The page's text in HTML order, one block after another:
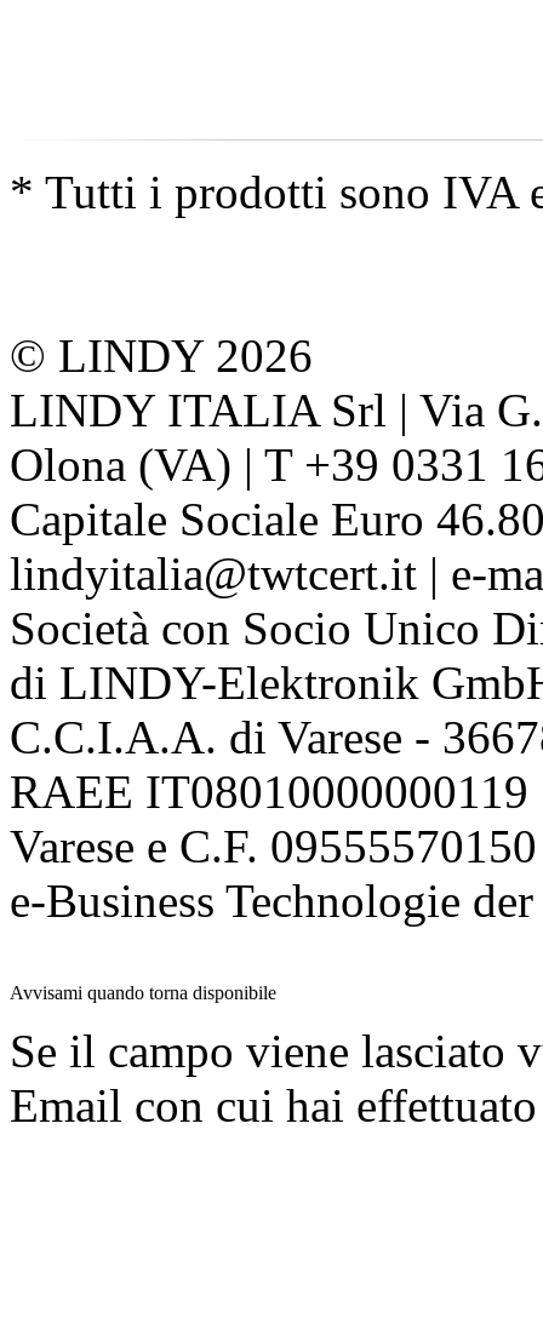
* Tutti i prodotti sono IVA
© LINDY 2026
LINDY ITALIA Srl | Via
Olona (VA) | T +39 0331
Capitale Sociale Euro
lindyitalia@twtcert.it | e-
Società con Socio Unico
di LINDY-Elektronik
C.C.I.A.A. di Varese -
RAEE
Varese e C.F. 09555570150
e-Business Technologie
Avvisami quando torna disponibile
Se il campo viene lasciato
Email con cui hai